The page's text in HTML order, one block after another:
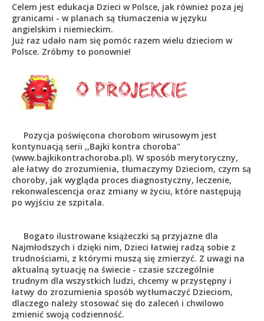
Celem jest edukacja Dzieci w Polsce, jak również poza jej
granicami - w planach są tłumaczenia w języku
angielskim i niemieckim.
Już raz udało nam się pomóc razem wielu dzieciom w
Polsce. Zróbmy to ponownie!
Pozycja poświęcona chorobom wirusowym jest
kontynuacją serii ,,Bajki kontra choroba"
(www.bajkikontrachoroba.pl). W sposób merytoryczny,
ale łatwy do zrozumienia, tłumaczymy Dzieciom, czym są
choroby, jak wygląda proces diagnostyczny, leczenie,
rekonwalescencja oraz zmiany w życiu, które następują
po wyjściu ze szpitala.
Bogato ilustrowane książeczki są przyjazne dla
Najmłodszych i dzięki nim, Dzieci łatwiej radzą sobie z
trudnościami, z którymi muszą się zmierzyć. Z uwagi na
aktualną sytuację na świecie - czasie szczególnie
trudnym dla wszystkich ludzi, chcemy w przystępny i
łatwy do zrozumienia sposób wytłumaczyć Dzieciom,
dlaczego należy stosować się do zaleceń i chwilowo
zmienić swoją codzienność.